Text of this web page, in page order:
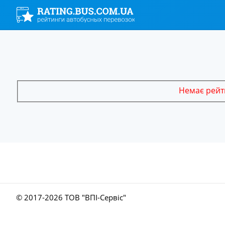
Немає
© 2017-2026 ТОВ "ВПІ-Сервіс"